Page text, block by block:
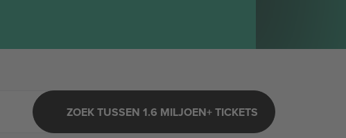
ZOEK TUSSEN 1.6 MILJOEN+ TICKETS